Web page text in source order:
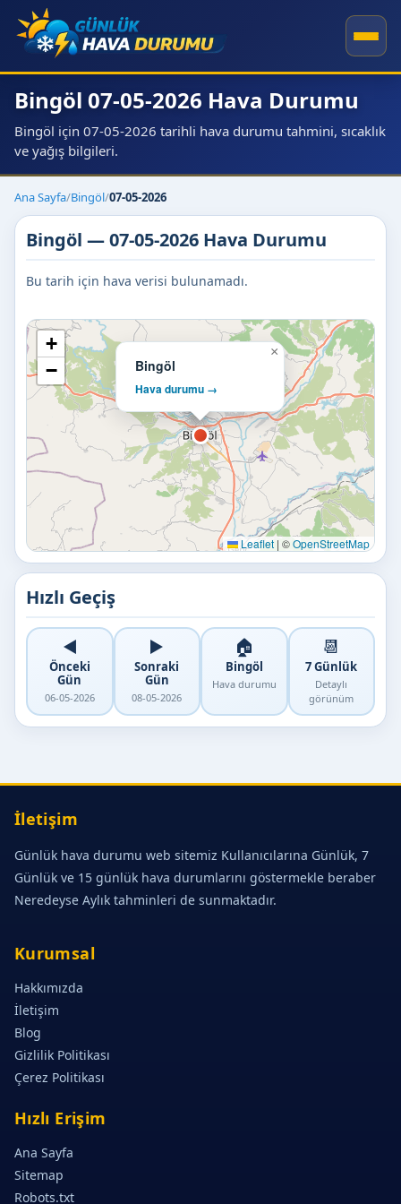
Bingöl 07-05-2026 Hava Durumu
Bingöl için 07-05-2026 tarihli hava durumu tahmini, sıcaklık
ve yağış bilgileri.
Ana Sayfa/Bingöl/07-05-2026
Bingöl — 07-05-2026 Hava Durumu
Bu tarih için hava verisi bulunamadı.
Bingöl
Hava durumu →
×
+
−
Leaflet | ©OpenStreetMap
Hızlı Geçiş
◀️
Önceki
Gün
06-05-2026
▶️
Sonraki
Gün
08-05-2026
🏠
Bingöl
Hava durumu
📆
7 Günlük
Detaylı
görünüm
İletişim
Günlük hava durumu web sitemiz Kullanıcılarına Günlük, 7
Günlük ve 15 günlük hava durumlarını göstermekle beraber
Neredeyse Aylık tahminleri de sunmaktadır.
Kurumsal
Hakkımızda
İletişim
Blog
Gizlilik Politikası
Çerez Politikası
Hızlı Erişim
Ana Sayfa
Sitemap
Robots.txt